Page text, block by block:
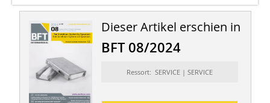
Dieser Artikel erschien in
BFT 08/2024
Ressort: SERVICE | SERVICE